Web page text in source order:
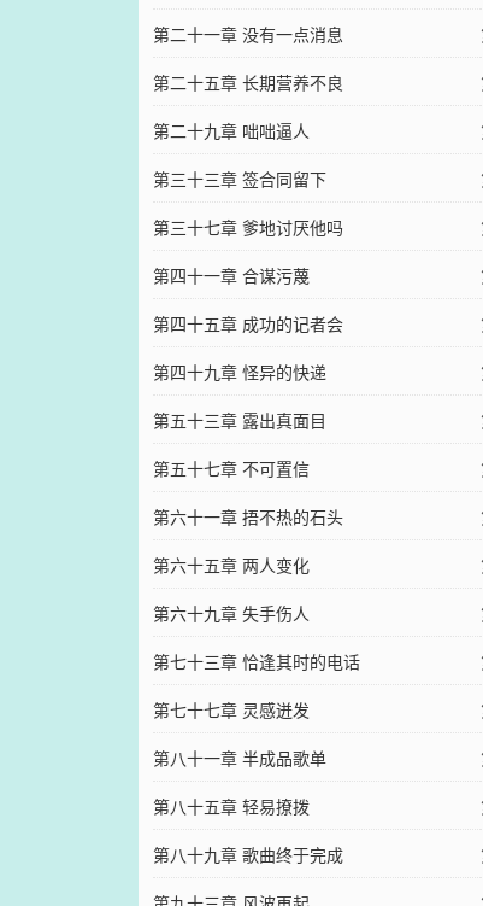
第二十一章 没有一点消息
第二十五章 长期营养不良
第二十九章 咄咄逼人
第三十三章 签合同留下
第三十七章 爹地讨厌他吗
第四十一章 合谋污蔑
第四十五章 成功的记者会
第四十九章 怪异的快递
第五十三章 露出真面目
第五十七章 不可置信
第六十一章 捂不热的石头
第六十五章 两人变化
第六十九章 失手伤人
第七十三章 恰逢其时的电话
第七十七章 灵感迸发
第八十一章 半成品歌单
第八十五章 轻易撩拨
第八十九章 歌曲终于完成